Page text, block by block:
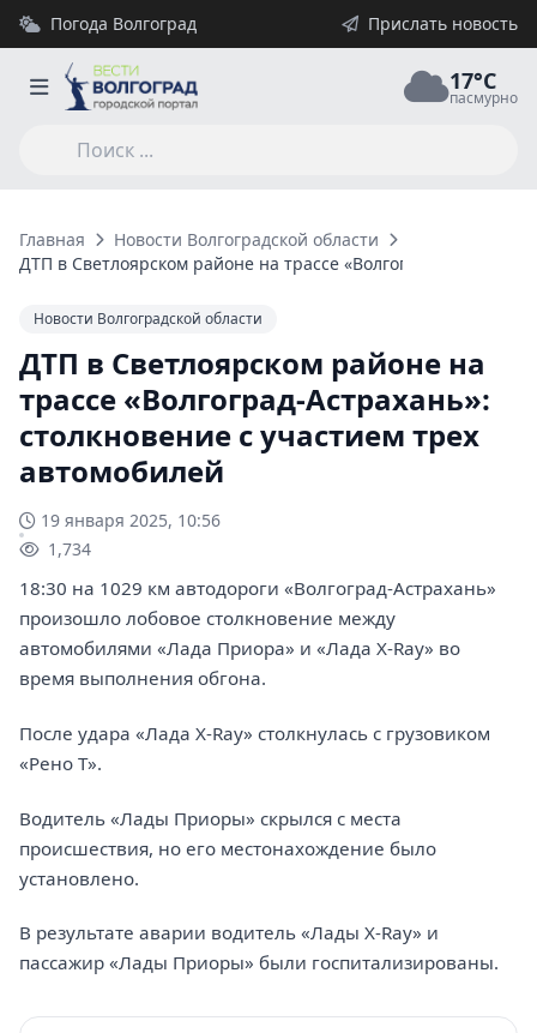
Погода Волгоград Прислать новость
17°C
пасмурно
Главная
Новости Волгоградской области
ДТП в Светлоярском районе на трассе «Волгоград-
Новости Волгоградской области
ДТП в Светлоярском районе на
трассе «Волгоград-Астрахань»:
столкновение с участием трех
автомобилей
19 января 2025, 10:56
1,734
18:30 на 1029 км автодороги «Волгоград-Астрахань»
произошло лобовое столкновение между
автомобилями «Лада Приора» и «Лада X-Ray» во
время выполнения обгона.
После удара «Лада X-Ray» столкнулась с грузовиком
«Рено Т».
Водитель «Лады Приоры» скрылся с места
происшествия, но его местонахождение было
установлено.
В результате аварии водитель «Лады X-Ray» и
пассажир «Лады Приоры» были госпитализированы.